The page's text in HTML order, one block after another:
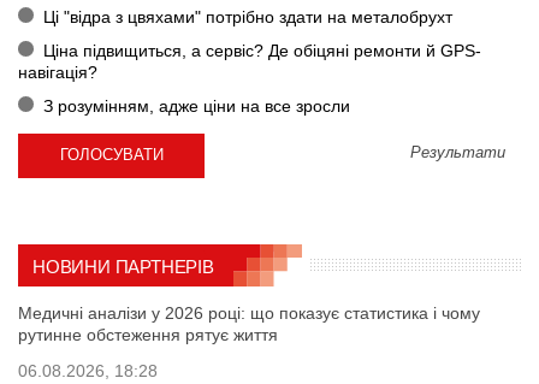
Ці "відра з цвяхами" потрібно здати на металобрухт
Ціна підвищиться, а сервіс? Де обіцяні ремонти й GPS-
навігація?
З розумінням, адже ціни на все зросли
Результати
НОВИНИ ПАРТНЕРІВ
Медичні аналізи у 2026 році: що показує статистика і чому
рутинне обстеження рятує життя
06.08.2026, 18:28